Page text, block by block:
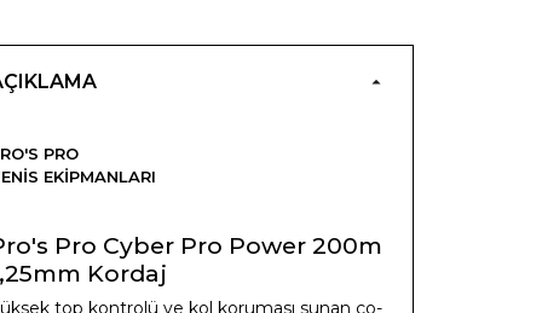
PRO
EKIPMANLARI
Pro Cyber Pro Power 200m
Kordaj
top kontrolü ve kol koruması sunan co-